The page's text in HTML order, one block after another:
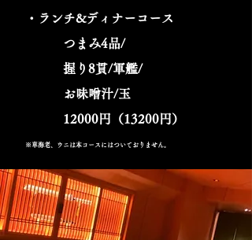
・ランチ&ディナーコース
つまみ4品/
握り8貫/軍艦/
​ お味噌汁/玉
12000円（13200円）
※車海老、ウニは本コースにはついておりません。